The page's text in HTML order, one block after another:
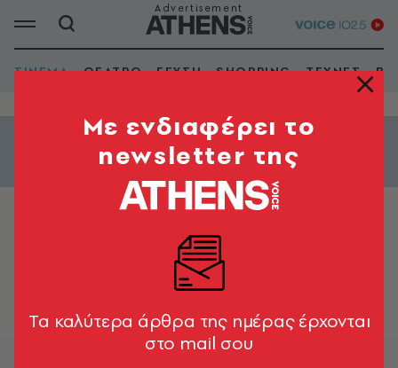
ΣΙΝΕΜΑ ΘΕΑΤΡΟ ΓΕΥΣΗ SHOPPING ΤΕΧΝΕΣ
Εμφάνιση φίλτρων
Mε ενδιαφέρει το
newsletter της
Tα καλύτερα άρθρα της ημέρας έρχονται
στο mail σου